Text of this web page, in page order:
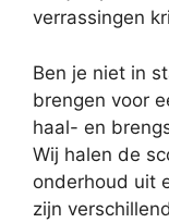
verrassingen
Ben je niet in
brengen voor
haal- en
Wij halen de
onderhoud uit
zijn